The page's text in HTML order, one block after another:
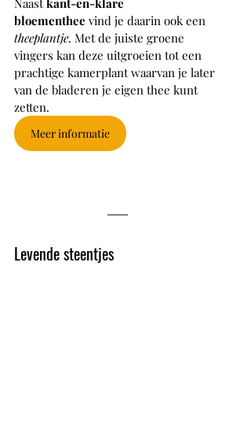
Naast kant-en-klare
bloementhee vind je daarin ook een
theeplantje. Met de juiste groene
vingers kan deze uitgroeien tot een
prachtige kamerplant waarvan je later
van de bladeren je eigen thee kunt
zetten.
Meer informatie
Levende steentjes